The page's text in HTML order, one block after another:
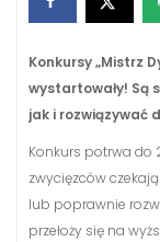
Konkursy „Mistrz
wystartowały! Są
jak i rozwiązywać
Konkurs potrwa do
zwycięzców
lub poprawnie
przełoży się na